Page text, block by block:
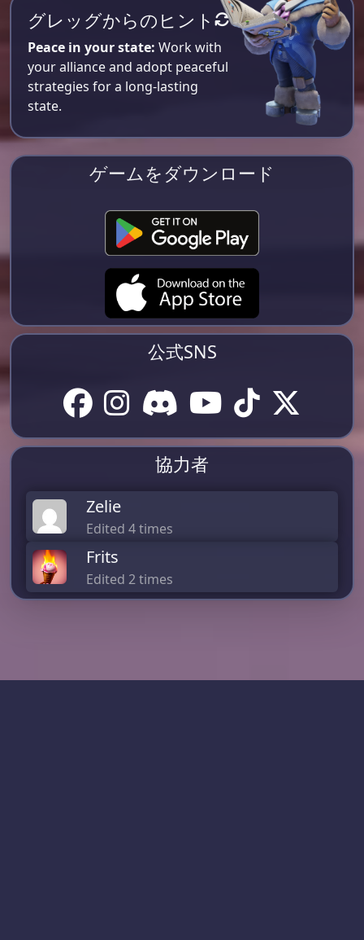
グレッグからのヒント
Peace in your state: Work with
your alliance and adopt peaceful
strategies for a long-lasting
state.
ゲームをダウンロード
公式SNS
協力者
Zelie
Edited 4 times
Frits
Edited 2 times